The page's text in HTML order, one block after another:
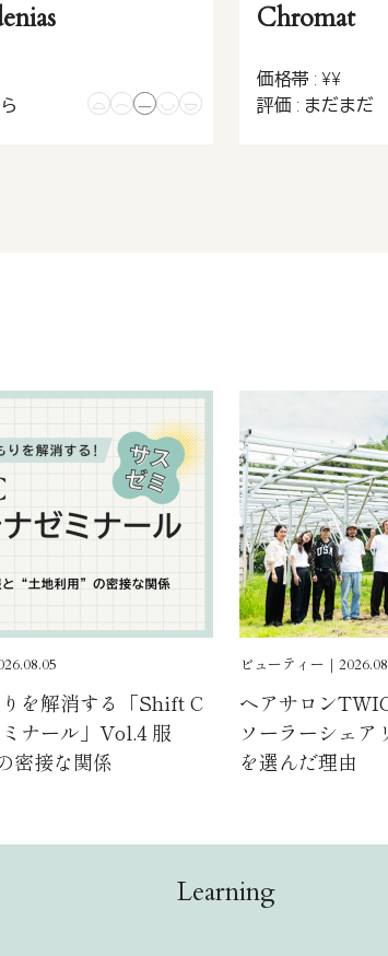
Chromat
価格帯 : ¥¥
評価 : まだまだ
を解消する「Shift C
ナール」Vol.4 服
密接な関係
ビューティー｜
ヘアサロン
ソーラーシェア
を選んだ理由
Learning